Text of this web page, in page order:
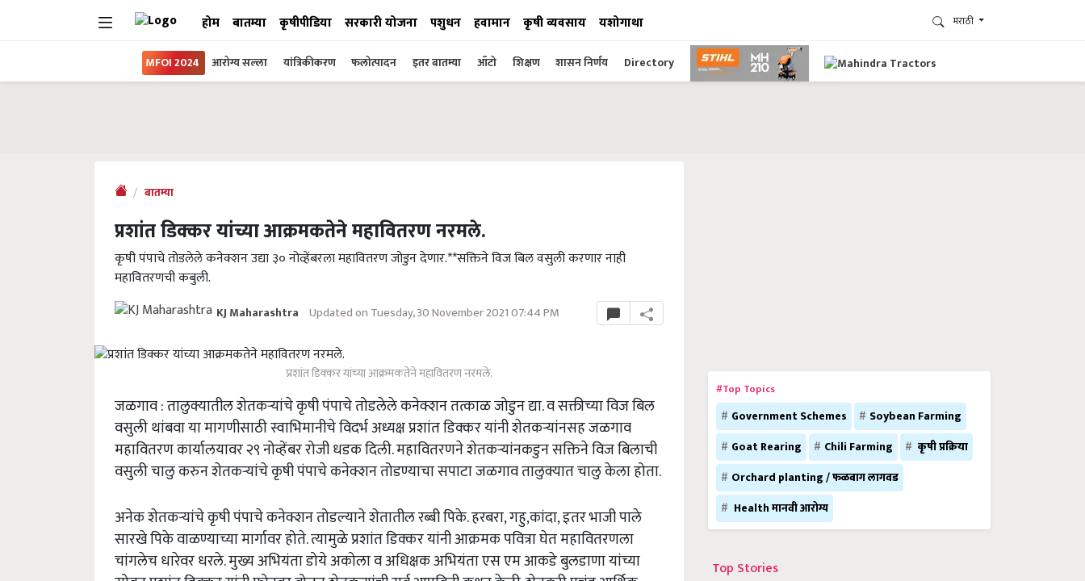
होम बातम्या कृषीपीडिया सरकारी योजना पशुधन हवामान कृषी व्यवसाय यशोगाथा मराठी
MFOI 2024 आरोग्य सल्ला यांत्रिकीकरण फलोत्पादन इतर बातम्या ऑटो शिक्षण शासन निर्णय Directory
बातम्या
प्रशांत डिक्कर यांच्या आक्रमकतेने महावितरण नरमले.
कृषी पंपाचे तोडलेले कनेक्शन उद्या ३० नोव्हेंबरला महावितरण जोडुन देणार.**सक्तिने विज बिल वसुली करणार नाही
महावितरणची कबुली.
KJ Maharashtra Updated on Tuesday, 30 November 2021 07:44 PM
प्रशांत डिक्कर यांच्या आक्रमकतेने महावितरण नरमले.
जळगाव : तालुक्यातील शेतकऱ्यांचे कृषी पंपाचे तोडलेले कनेक्शन तत्काळ जोडुन द्या. व सक्तीच्या विज बिल
वसुली थांबवा या मागणीसाठी स्वाभिमानीचे विदर्भ अध्यक्ष प्रशांत डिक्कर यांनी शेतकऱ्यांनसह जळगाव
महावितरण कार्यालयावर २९ नोव्हेंबर रोजी धडक दिली. महावितरणने शेतकऱ्यांनकडुन सक्तिने विज बिलाची
वसुली चालु करुन शेतकऱ्यांचे कृषी पंपाचे कनेक्शन तोडण्याचा सपाटा जळगाव तालुक्यात चालु केला होता.
अनेक शेतकऱ्यांचे कृषी पंपाचे कनेक्शन तोडल्याने शेतातील रब्बी पिके. हरबरा, गहु,कांदा, इतर भाजी पाले
सारखे पिके वाळण्याच्या मार्गावर होते. त्यामुळे प्रशांत डिक्कर यांनी आक्रमक पवित्रा घेत महावितरणला
चांगलेच धारेवर धरले. मुख्य अभियंता डोये अकोला व अधिक्षक अभियंता एस एम आकडे बुलडाणा यांच्या
#Top Topics
Government Schemes
Soybean Farming
Goat Rearing
Chili Farming
कृषी प्रक्रिया
Orchard planting / फळबाग लागवड
Health मानवी आरोग्य
Top Stories